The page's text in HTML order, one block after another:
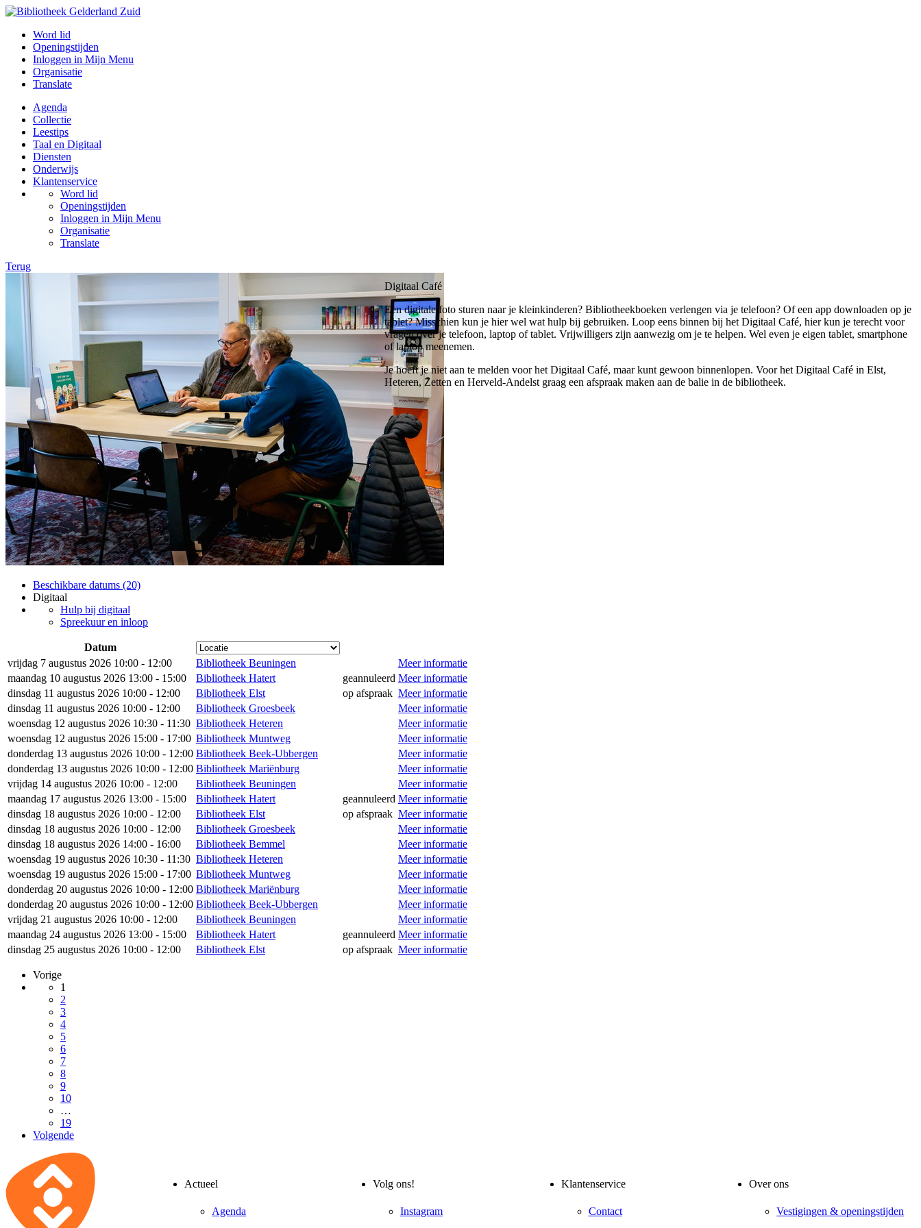
Word lid
Openingstijden
Inloggen in Mijn Menu
Organisatie
Translate
Agenda
Collectie
Leestips
Taal en Digitaal
Diensten
Onderwijs
Klantenservice
Word lid
Openingstijden
Inloggen in Mijn Menu
Organisatie
Translate
Terug
Beschikbare datums (20)
Digitaal
Hulp bij digitaal
Spreekuur en inloop
Digitaal Café
Een digitale foto sturen naar je kleinkinderen? Bibliotheekboeken verlengen via je telefoon? Of een app downloaden op je
tablet? Misschien kun je hier wel wat hulp bij gebruiken. Loop eens binnen bij het Digitaal Café, hier kun je terecht voor
vragen over je telefoon, laptop of tablet. Vrijwilligers zijn aanwezig om je te helpen. Wel even je eigen tablet, smartphone
of laptop meenemen.
Je hoeft je niet aan te melden voor het Digitaal Café, maar kunt gewoon binnenlopen. Voor het Digitaal Café in Elst,
Heteren, Zetten en Herveld-Andelst graag een afspraak maken aan de balie in de bibliotheek.
Datum
vrijdag 7 augustus 2026 10:00 - 12:00
Bibliotheek Beuningen
Meer informatie
maandag 10 augustus 2026 13:00 - 15:00
Bibliotheek Hatert geannuleerd Meer informatie
dinsdag 11 augustus 2026 10:00 - 12:00
Bibliotheek Elst op afspraak Meer informatie
dinsdag 11 augustus 2026 10:00 - 12:00
Bibliotheek Groesbeek
Meer informatie
woensdag 12 augustus 2026 10:30 - 11:30 Bibliotheek Heteren
Meer informatie
woensdag 12 augustus 2026 15:00 - 17:00 Bibliotheek Muntweg
Meer informatie
donderdag 13 augustus 2026 10:00 - 12:00 Bibliotheek Beek-Ubbergen
Meer informatie
donderdag 13 augustus 2026 10:00 - 12:00 Bibliotheek Mariënburg
Meer informatie
vrijdag 14 augustus 2026 10:00 - 12:00
Bibliotheek Beuningen
Meer informatie
maandag 17 augustus 2026 13:00 - 15:00
Bibliotheek Hatert geannuleerd Meer informatie
dinsdag 18 augustus 2026 10:00 - 12:00
Bibliotheek Elst op afspraak Meer informatie
dinsdag 18 augustus 2026 10:00 - 12:00
Bibliotheek Groesbeek
Meer informatie
dinsdag 18 augustus 2026 14:00 - 16:00
Bibliotheek Bemmel
Meer informatie
woensdag 19 augustus 2026 10:30 - 11:30 Bibliotheek Heteren
Meer informatie
woensdag 19 augustus 2026 15:00 - 17:00 Bibliotheek Muntweg
Meer informatie
donderdag 20 augustus 2026 10:00 - 12:00 Bibliotheek Mariënburg
Meer informatie
donderdag 20 augustus 2026 10:00 - 12:00 Bibliotheek Beek-Ubbergen
Meer informatie
vrijdag 21 augustus 2026 10:00 - 12:00
Bibliotheek Beuningen
Meer informatie
maandag 24 augustus 2026 13:00 - 15:00
Bibliotheek Hatert geannuleerd Meer informatie
dinsdag 25 augustus 2026 10:00 - 12:00
Bibliotheek Elst op afspraak Meer informatie
Vorige
1
2
3
4
5
6
7
8
9
10
…
19
Volgende
Actueel
Agenda
Volg ons!
Instagram
Klantenservice
Contact
Over ons
Vestigingen & openingstijden